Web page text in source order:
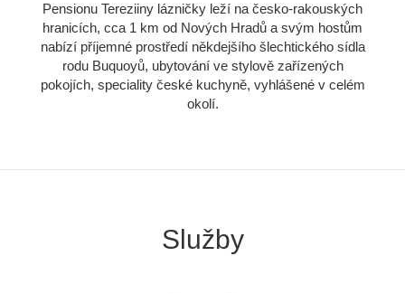
Pensionu Tereziiny lázničky leží na česko-rakouských
hranicích, cca 1 km od Nových Hradů a svým hostům
nabízí příjemné prostředí někdejšího šlechtického sídla
rodu Buquoyů, ubytování ve stylově zařízených
pokojích, speciality české kuchyně, vyhlášené v celém
okolí.
Služby